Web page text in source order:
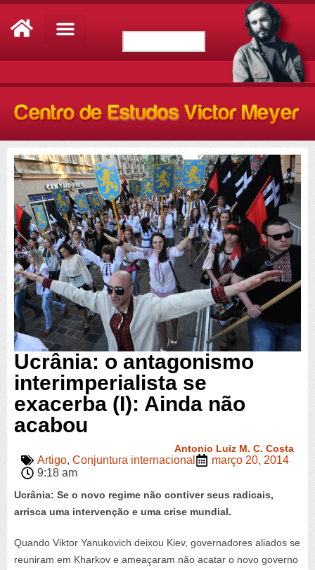
Ucrânia: o antagonismo
interimperialista se
exacerba (I): Ainda não
acabou
Antonio Luiz M. C. Costa
Artigo, Conjuntura internacional
março 20, 2014
9:18 am
Ucrânia: Se o novo regime não contiver seus radicais,
arrisca uma intervenção e uma crise mundial.
Quando Viktor Yanukovich deixou Kiev, governadores aliados se
reuniram em Kharkov e ameaçaram não acatar o novo governo